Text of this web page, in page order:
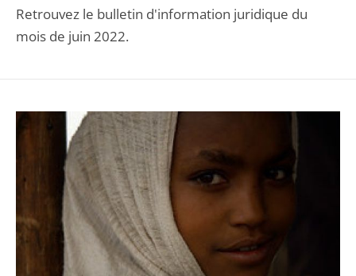
Retrouvez le bulletin d'information juridique du
mois de juin 2022.